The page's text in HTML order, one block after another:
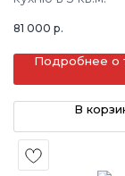
81 000 р.
Подробнее о
В